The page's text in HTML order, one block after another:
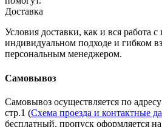
Доставка
Условия доставки, как и вся работа
индивидуальном подходе и гибком
персональным менеджером.
Самовывоз
Самовывоз осуществляется по
стр.1 (Схема проезда и контактные
бесплатный, пропуск оформляется